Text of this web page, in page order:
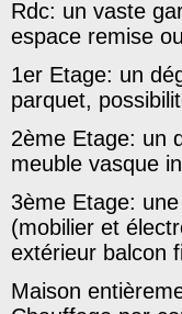
Rdc: un vaste
espace remise
1er Etage: un
parquet,
2ème Etage: un
meuble vasque
3ème Etage:
(mobilier et
extérieur balcon
Maison